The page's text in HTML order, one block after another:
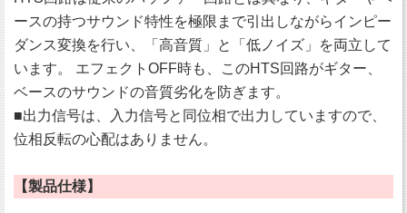
ースの持つサウンド特性を極限まで引出しながらインピー
ダンス変換を行い、「高音質」と「低ノイズ」を両立して
います。 エフェクトOFF時も、このHTS回路がギター、
ベースのサウンドの音質劣化を防ぎます。
■出力信号は、入力信号と同位相で出力していますので、
位相反転の心配はありません。
【製品仕様】